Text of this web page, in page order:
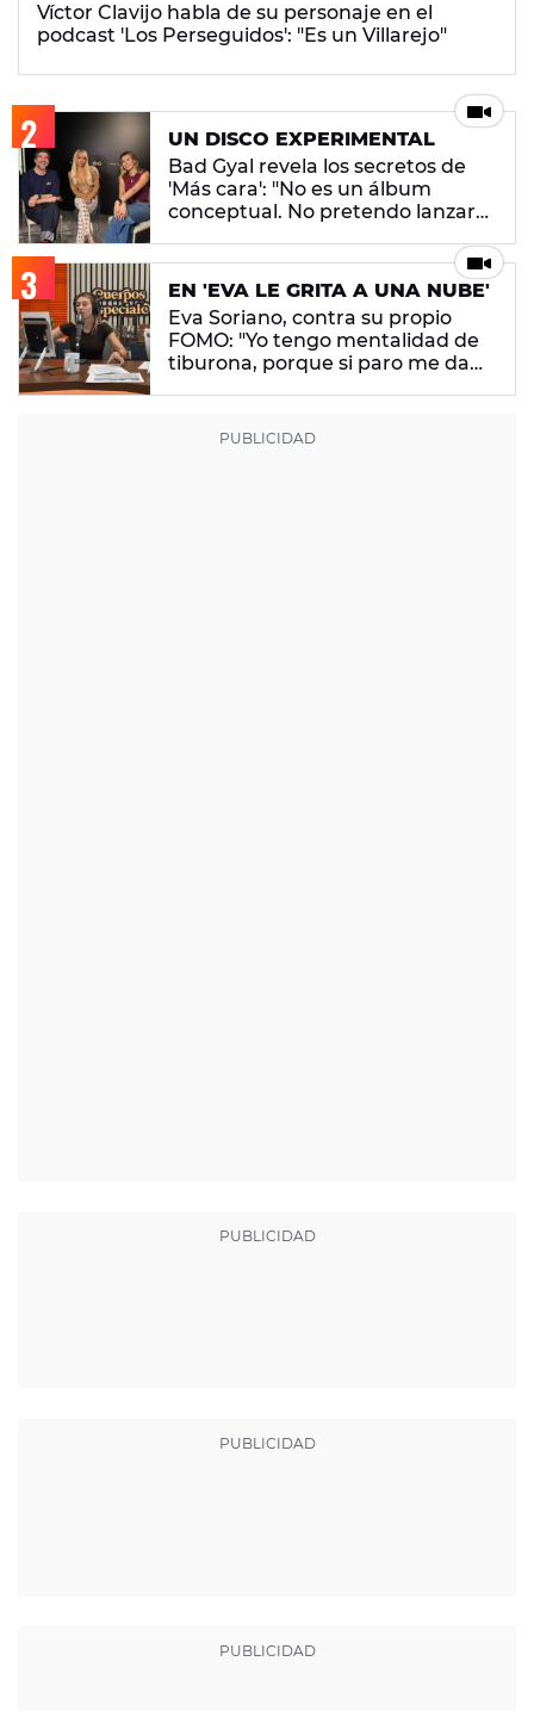
Víctor Clavijo habla de su personaje en el
podcast 'Los Perseguidos': "Es un Villarejo"
UN DISCO EXPERIMENTAL
Bad Gyal revela los secretos de
'Más cara': "No es un álbum
conceptual. No pretendo lanzar
EN 'EVA LE GRITA A UNA NUBE'
Eva Soriano, contra su propio
FOMO: "Yo tengo mentalidad de
tiburona, porque si paro me da